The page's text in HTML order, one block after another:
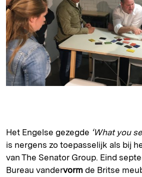
Het Engelse gezegde ‘What you
is nergens zo toepasselijk als bij
van The Senator Group. Eind
Bureau vandervorm de Britse